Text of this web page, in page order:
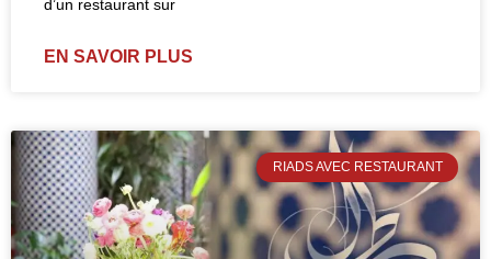
d’un restaurant sur
EN SAVOIR PLUS
RIADS AVEC RESTAURANT